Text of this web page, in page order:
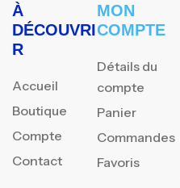
À
DÉCOUVRI
R
Accueil
Boutique
Compte
Contact
MON
COMPTE
Détails du
compte
Panier
Commandes
Favoris